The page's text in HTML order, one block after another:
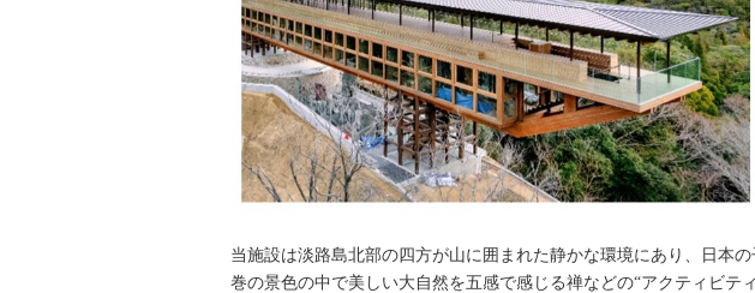
当施設は淡路島北部の四方が山に囲まれた静かな環境にあり、日本
巻の景色の中で美しい大自然を五感で感じる禅などの“アクティビテ